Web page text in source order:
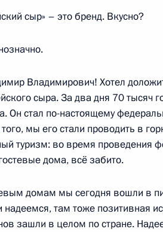
14:15
Ярославской области
13:50 Москва, Кремль
сыр» – это бренд. Вкусно?
Владимирович! Хотел
сыра. За два дня 70 тысяч
Он стал по-настоящему
мы его стали проводить в
туризм: во время проведения
дома, всё забито.
домам мы сегодня вошли в
надеемся, там тоже позитивная
зашли в целом по стране.